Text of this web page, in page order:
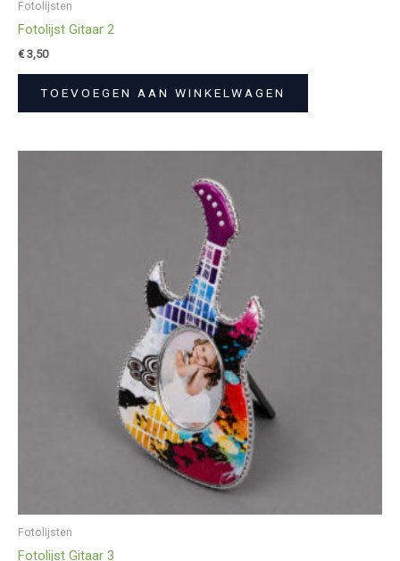
Fotolijsten
Fotolijst Gitaar 2
€3,50
TOEVOEGEN AAN WINKELWAGEN
Fotolijsten
Fotolijst Gitaar 3